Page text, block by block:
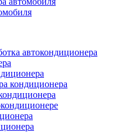
автокондиционера
кондиционера